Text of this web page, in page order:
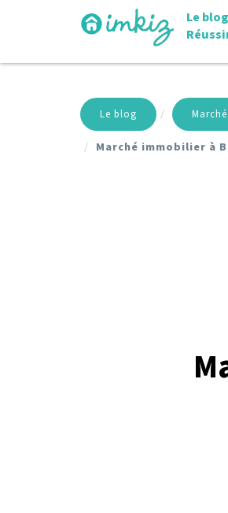
Le blog
Le blog
Marché immobilier à